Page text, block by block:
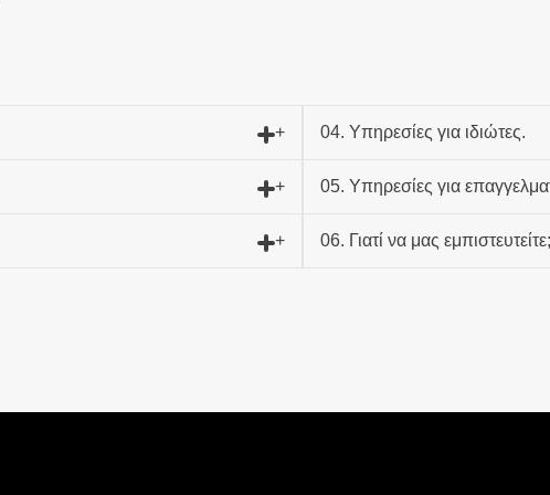
04. Υπηρεσίες για ιδιώτες.
05. Υπηρεσίες για
06. Γιατί να μας εμπιστευτείτε;